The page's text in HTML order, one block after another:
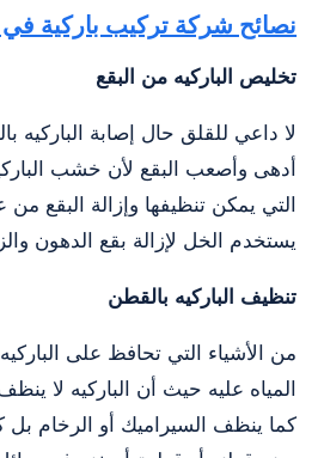
نصائح شركة تركيب باركية في
تخليص الباركيه من البقع
لا داعي للقلق حال إصابة الباركيه
أدهى وأصعب البقع لأن خشب
التي يمكن تنظيفها وإزالة البقع
يستخدم الخل لإزالة بقع الدهون
تنظيف الباركيه بالقطن
من الأشياء التي تحافظ على
المياه عليه حيث أن الباركيه لا
كما ينظف السيراميك أو الرخام